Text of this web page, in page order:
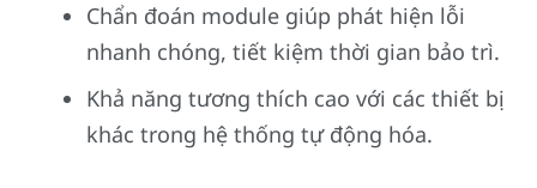
Chẩn đoán module giúp phát hiện lỗi
nhanh chóng, tiết kiệm thời gian bảo trì.
Khả năng tương thích cao với các thiết bị
khác trong hệ thống tự động hóa.